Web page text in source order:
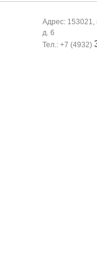
Адрес: 153021,
д. 6
Тел.: +7 (4932)